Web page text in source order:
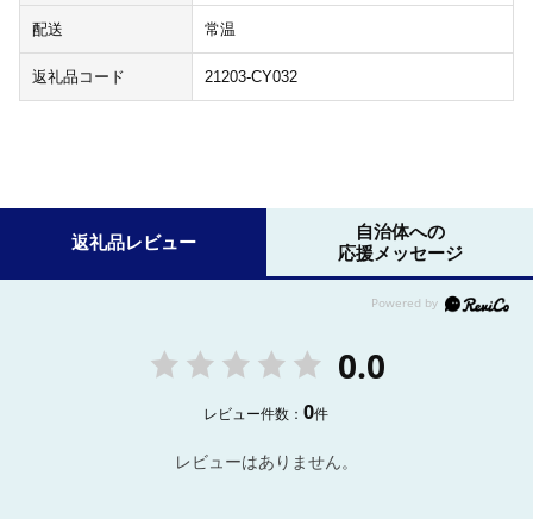
配送 常温
返礼品コード 21203-CY032
返礼品レビュー
自治体への
応援メッセージ
0.0
レビュー件数：0件
レビューはありません。